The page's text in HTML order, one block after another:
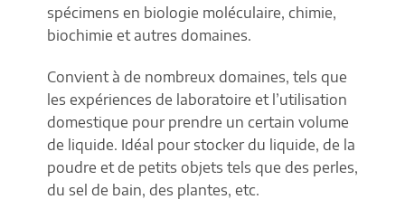
spécimens en biologie moléculaire, chimie,
biochimie et autres domaines.
Convient à de nombreux domaines, tels que
les expériences de laboratoire et l’utilisation
domestique pour prendre un certain volume
de liquide. Idéal pour stocker du liquide, de la
poudre et de petits objets tels que des perles,
du sel de bain, des plantes, etc.